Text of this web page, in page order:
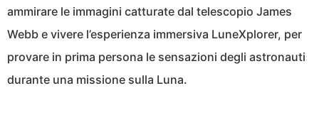
ammirare le immagini catturate dal telescopio James
Webb e vivere l’esperienza immersiva LuneXplorer, per
provare in prima persona le sensazioni degli astronauti
durante una missione sulla Luna.